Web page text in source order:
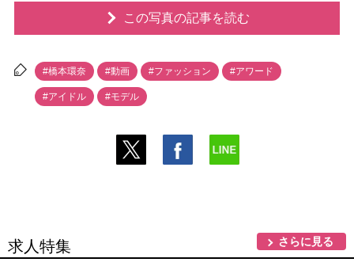
この写真の記事を読む
#橋本環奈 #動画 #ファッション #アワード
#アイドル #モデル
求人特集 さらに見る